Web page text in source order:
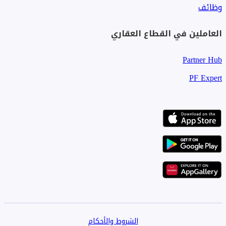
وظائف
العاملين في القطاع العقاري
Partner Hub
PF Expert
الشروط والأحكام